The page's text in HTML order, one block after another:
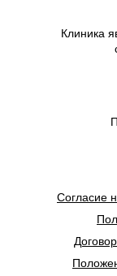
Согласие
Клиника